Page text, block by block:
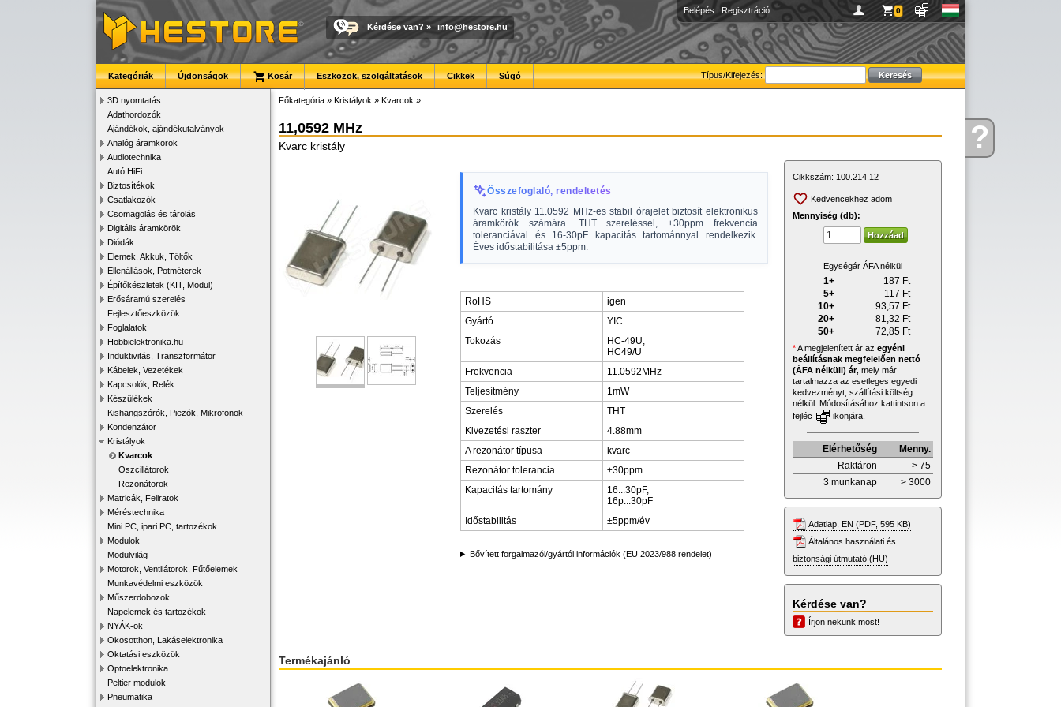
Kérdése?
Belépés | Regisztráció 0
Kérdése van? » info@hestore.hu
Típus/Kifejezés:
Kategóriák Újdonságok Kosár Eszközök, szolgáltatások Cikkek Súgó
3D nyomtatás
Adathordozók
Ajándékok, ajándékutalványok
Analóg áramkörök
Audiotechnika
Autó HiFi
Biztosítékok
Csatlakozók
Csomagolás és tárolás
Digitális áramkörök
Diódák
Elemek, Akkuk, Töltők
Ellenállások, Potméterek
Építőkészletek (KIT, Modul)
Erősáramú szerelés
Fejlesztőeszközök
Foglalatok
Hobbielektronika.hu
Induktivitás, Transzformátor
Kábelek, Vezetékek
Kapcsolók, Relék
Készülékek
Kishangszórók, Piezók, Mikrofonok
Kondenzátor
Kristályok
Kvarcok
Oszcillátorok
Rezonátorok
Matricák, Feliratok
Méréstechnika
Mini PC, ipari PC, tartozékok
Modulok
Modulvilág
Motorok, Ventilátorok, Fűtőelemek
Munkavédelmi eszközök
Műszerdobozok
Napelemek és tartozékok
NYÁK-ok
Okosotthon, Lakáselektronika
Oktatási eszközök
Optoelektronika
Peltier modulok
Pneumatika
Főkategória » Kristályok » Kvarcok »
11,0592 MHz
Kvarc kristály
Összefoglaló, rendeltetés
Kvarc kristály 11.0592 MHz-es stabil órajelet biztosít elektronikus
áramkörök számára. THT szereléssel, ±30ppm frekvencia
toleranciával és 16-30pF kapacitás tartománnyal rendelkezik.
Éves időstabilitása ±5ppm.
RoHS
igen
Gyártó
YIC
Tokozás
HC-49U,
HC49/U
Frekvencia
11.0592MHz
Teljesítmény
1mW
Szerelés
THT
Kivezetési raszter
4.88mm
A rezonátor típusa
kvarc
Rezonátor tolerancia
±30ppm
Kapacitás tartomány
16...30pF,
16p...30pF
Időstabilitás
±5ppm/év
Bővített forgalmazói/gyártói információk (EU 2023/988 rendelet)
Cikkszám: 100.214.12
Kedvencekhez adom
Mennyiség (db):
Egységár ÁFA nélkül
1+ 187 Ft
5+
117 Ft
10+
93,57 Ft
20+
81,32 Ft
50+
72,85 Ft
*A megjelenített ár az egyéni
beállításnak megfelelően nettó
(ÁFA nélküli) ár, mely már
tartalmazza az esetleges egyedi
kedvezményt, szállítási költség
nélkül. Módosításához kattintson a
fejléc
ikonjára.
Elérhetőség
Menny.
Raktáron
> 75
3 munkanap
> 3000
Adatlap, EN (PDF, 595 KB)
Általános használati és
biztonsági útmutató (HU)
Kérdése van?
Írjon nekünk most!
Termékajánló